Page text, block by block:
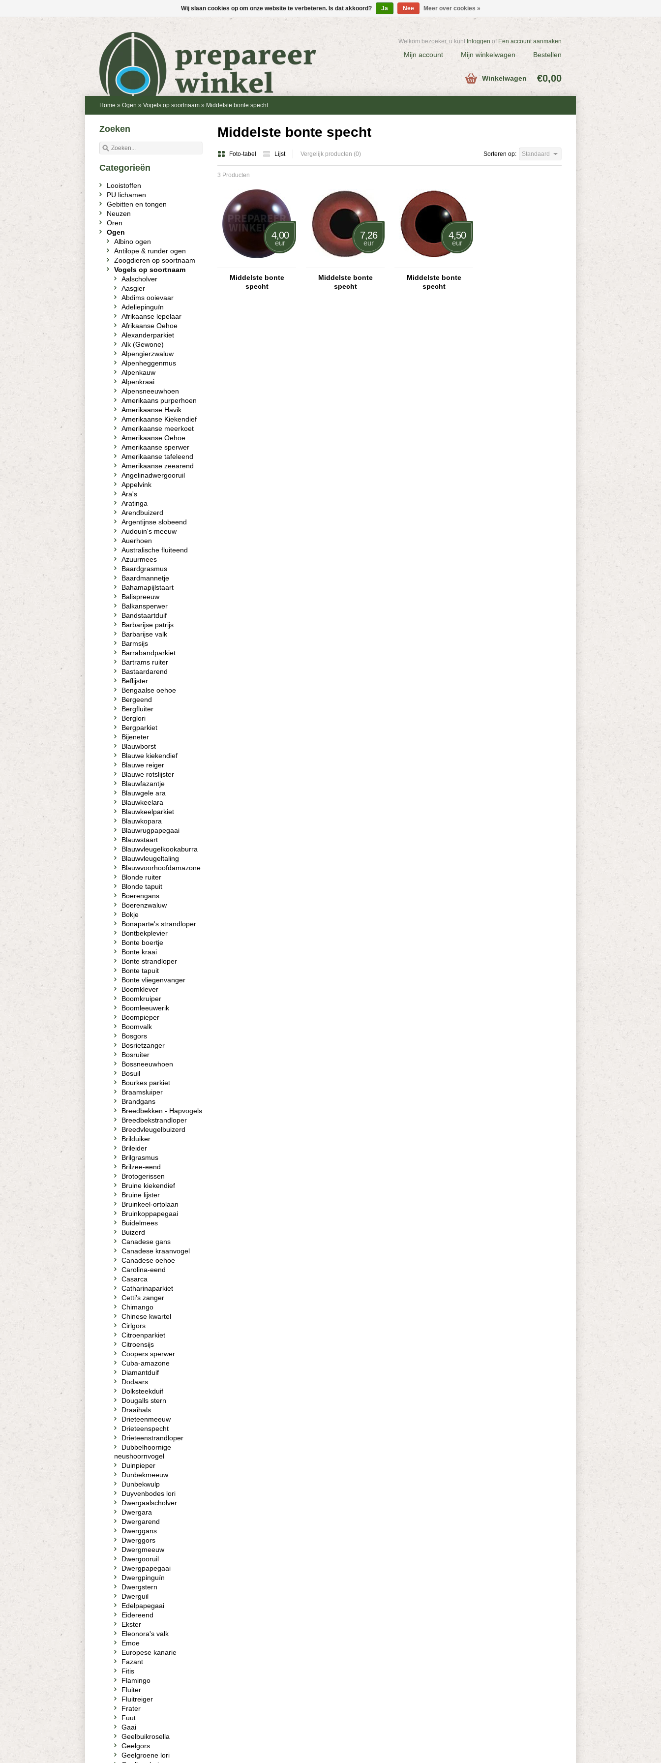
Welkom bezoeker, u kunt Inloggen of Een account aanmaken
Mijn account Mijn winkelwagen Bestellen
Winkelwagen €0,00
Home » Ogen » Vogels op soortnaam » Middelste bonte specht
Middelste bonte specht
Foto-tabel Lijst Vergelijk producten (0) Sorteren op: Standaard
3 Producten
4,00
eur
Middelste bonte
specht
7,26
eur
Middelste bonte
specht
4,50
eur
Middelste bonte
specht
Zoeken
Categorieën
Looistoffen
PU lichamen
Gebitten en tongen
Neuzen
Oren
Ogen
Albino ogen
Antilope & runder ogen
Zoogdieren op soortnaam
Vogels op soortnaam
Aalscholver
Aasgier
Abdims ooievaar
Adeliepinguïn
Afrikaanse lepelaar
Afrikaanse Oehoe
Alexanderparkiet
Alk (Gewone)
Alpengierzwaluw
Alpenheggenmus
Alpenkauw
Alpenkraai
Alpensneeuwhoen
Amerikaans purperhoen
Amerikaanse Havik
Amerikaanse Kiekendief
Amerikaanse meerkoet
Amerikaanse Oehoe
Amerikaanse sperwer
Amerikaanse tafeleend
Amerikaanse zeearend
Angelinadwergooruil
Appelvink
Ara's
Aratinga
Arendbuizerd
Argentijnse slobeend
Audouin's meeuw
Auerhoen
Australische fluiteend
Azuurmees
Baardgrasmus
Baardmannetje
Bahamapijlstaart
Balispreeuw
Balkansperwer
Bandstaartduif
Barbarijse patrijs
Barbarijse valk
Barmsijs
Barrabandparkiet
Bartrams ruiter
Bastaardarend
Beflijster
Bengaalse oehoe
Bergeend
Bergfluiter
Berglori
Bergparkiet
Bijeneter
Blauwborst
Blauwe kiekendief
Blauwe reiger
Blauwe rotslijster
Blauwfazantje
Blauwgele ara
Blauwkeelara
Blauwkeelparkiet
Blauwkopara
Blauwrugpapegaai
Blauwstaart
Blauwvleugelkookaburra
Blauwvleugeltaling
Blauwvoorhoofdamazone
Blonde ruiter
Blonde tapuit
Boerengans
Boerenzwaluw
Bokje
Bonaparte's strandloper
Bontbekplevier
Bonte boertje
Bonte kraai
Bonte strandloper
Bonte tapuit
Bonte vliegenvanger
Boomklever
Boomkruiper
Boomleeuwerik
Boompieper
Boomvalk
Bosgors
Bosrietzanger
Bosruiter
Bossneeuwhoen
Bosuil
Bourkes parkiet
Braamsluiper
Brandgans
Breedbekken - Hapvogels
Breedbekstrandloper
Breedvleugelbuizerd
Brilduiker
Brileider
Brilgrasmus
Brilzee-eend
Brotogerissen
Bruine kiekendief
Bruine lijster
Bruinkeel-ortolaan
Bruinkoppapegaai
Buidelmees
Buizerd
Canadese gans
Canadese kraanvogel
Canadese oehoe
Carolina-eend
Casarca
Catharinaparkiet
Cetti's zanger
Chimango
Chinese kwartel
Cirlgors
Citroenparkiet
Citroensijs
Coopers sperwer
Cuba-amazone
Diamantduif
Dodaars
Dolksteekduif
Dougalls stern
Draaihals
Drieteenmeeuw
Drieteenspecht
Drieteenstrandloper
Dubbelhoornige
neushoornvogel
Duinpieper
Dunbekmeeuw
Dunbekwulp
Duyvenbodes lori
Dwergaalscholver
Dwergara
Dwergarend
Dwerggans
Dwerggors
Dwergmeeuw
Dwergooruil
Dwergpapegaai
Dwergpinguïn
Dwergstern
Dwerguil
Edelpapegaai
Eidereend
Ekster
Eleonora's valk
Emoe
Europese kanarie
Fazant
Fitis
Flamingo
Fluiter
Fluitreiger
Frater
Fuut
Gaai
Geelbuikrosella
Geelgors
Geelgroene lori
Wij slaan cookies op om onze website te verbeteren. Is dat akkoord? Ja Nee Meer over cookies »